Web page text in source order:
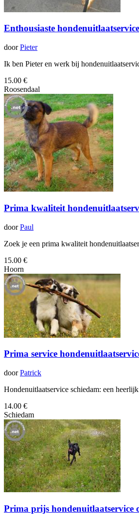
Enthousiaste
doorPieter
Ik ben Pieter en werk bij
15.00 €
Roosendaal
Prima kwaliteit
doorPaul
Zoek je een prima kwaliteit
15.00 €
Hoorn
Prima service
doorPatrick
Hondenuitlaatservice schiedam: een
14.00 €
Schiedam
Prima prijs hondenuitlaatservice